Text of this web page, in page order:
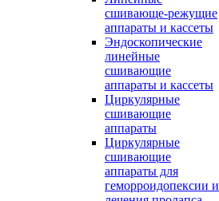
сшивающе-режущие
аппараты и кассеты
Эндоскопические
линейные
сшивающие
аппараты и кассеты
Циркулярные
сшивающие
аппараты
Циркулярные
сшивающие
аппараты для
геморроидопексии и